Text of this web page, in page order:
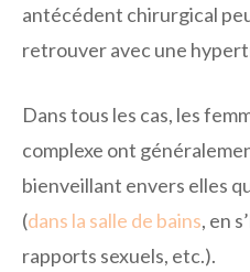
antécédent chirurgical
retrouver avec une
Dans tous les cas, les
complexe ont
bienveillant envers elles
(dans la salle de bains, en
rapports sexuels, etc.).